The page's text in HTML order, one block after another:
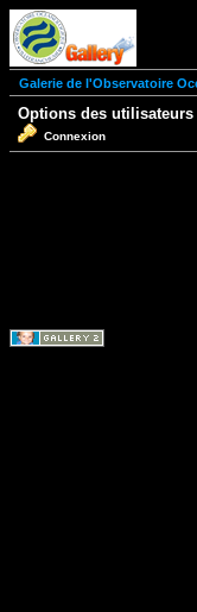
Galerie de l'Observatoire
Options des utilisateurs
Connexion